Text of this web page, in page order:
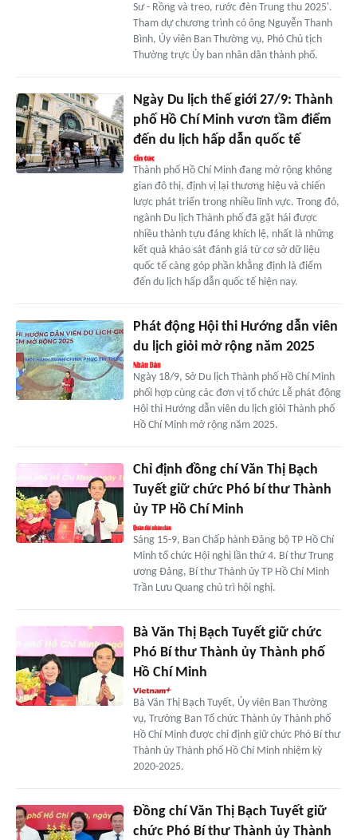
Sư - Rồng và treo, rước đèn Trung thu 2025'.
Tham dự chương trình có ông Nguyễn Thanh
Bình, Ủy viên Ban Thường vụ, Phó Chủ tịch
Thường trực Ủy ban nhân dân thành phố.
Ngày Du lịch thế giới 27/9: Thành
phố Hồ Chí Minh vươn tầm điểm
đến du lịch hấp dẫn quốc tế
Thành phố Hồ Chí Minh đang mở rộng không
gian đô thị, định vị lại thương hiệu và chiến
lược phát triển trong nhiều lĩnh vực. Trong đó,
ngành Du lịch Thành phố đã gặt hái được
nhiều thành tựu đáng khích lệ, nhất là những
kết quả khảo sát đánh giá từ cơ sở dữ liệu
quốc tế càng góp phần khẳng định là điểm
đến du lịch hấp dẫn quốc tế hiện nay.
Phát động Hội thi Hướng dẫn viên
du lịch giỏi mở rộng năm 2025
Ngày 18/9, Sở Du lịch Thành phố Hồ Chí Minh
phối hợp cùng các đơn vị tổ chức Lễ phát động
Hội thi Hướng dẫn viên du lịch giỏi Thành phố
Hồ Chí Minh mở rộng năm 2025.
Chỉ định đồng chí Văn Thị Bạch
Tuyết giữ chức Phó bí thư Thành
ủy TP Hồ Chí Minh
Sáng 15-9, Ban Chấp hành Đảng bộ TP Hồ Chí
Minh tổ chức Hội nghị lần thứ 4. Bí thư Trung
ương Đảng, Bí thư Thành ủy TP Hồ Chí Minh
Trần Lưu Quang chủ trì hội nghị.
Bà Văn Thị Bạch Tuyết giữ chức
Phó Bí thư Thành ủy Thành phố
Hồ Chí Minh
Bà Văn Thị Bạch Tuyết, Ủy viên Ban Thường
vụ, Trưởng Ban Tổ chức Thành ủy Thành phố
Hồ Chí Minh được chỉ định giữ chức Phó Bí thư
Thành ủy Thành phố Hồ Chí Minh nhiệm kỳ
2020-2025.
Đồng chí Văn Thị Bạch Tuyết giữ
chức Phó Bí thư Thành ủy Thành